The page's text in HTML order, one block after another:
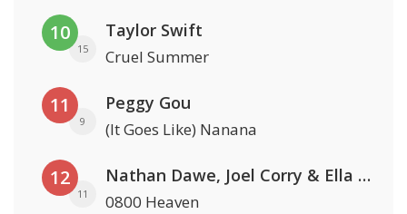
10
15
Taylor Swift
Cruel Summer
11
9
Peggy Gou
(It Goes Like) Nanana
12
11
Nathan Dawe, Joel Corry & Ella Henderson
0800 Heaven